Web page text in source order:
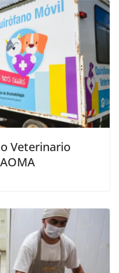
Veterinario